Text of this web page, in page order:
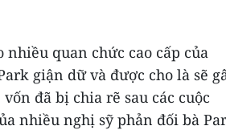
quan chức cao cấp của
giận dữ và được cho là sẽ
đã bị chia rẽ sau các cuộc
nhiều nghị sỹ phản đối bà